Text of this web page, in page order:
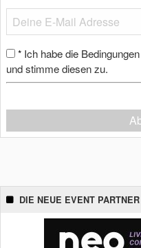
* Ich habe die
und stimme diesen zu.
DIE NEUE EVENT